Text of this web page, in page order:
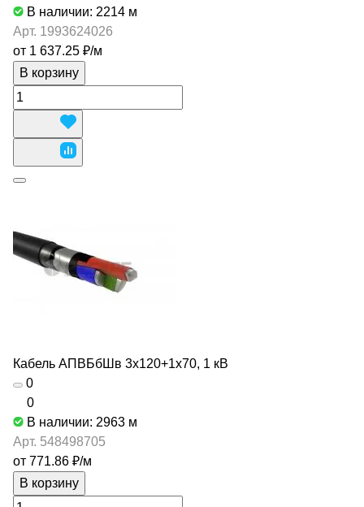
В наличии: 2214 м
Арт. 1993624026
от 1 637.25 ₽/м
В корзину
Кабель АПВБбШв 3х120+1х70, 1 кВ
0
0
В наличии: 2963 м
Арт. 548498705
от 771.86 ₽/м
В корзину